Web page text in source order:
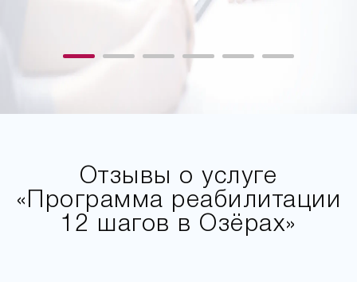
Отзывы о услуге
«Программа реабилитации
12 шагов в Озёрах»